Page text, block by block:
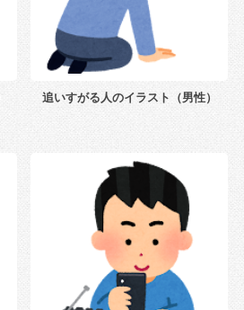
追いすがる人のイラスト（男性）